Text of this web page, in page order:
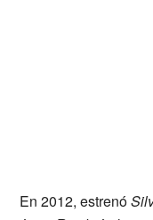
En 2012, estrenó